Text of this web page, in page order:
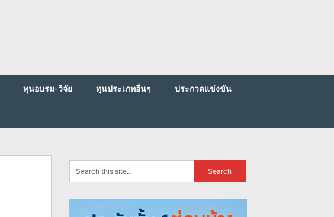
ทุนอบรม-วิจัย ทุนประเภทอื่นๆ
ประกวดแข่งขัน